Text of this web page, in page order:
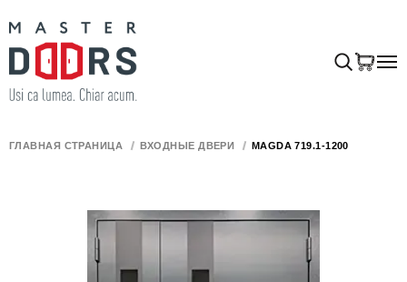
ГЛАВНАЯ СТРАНИЦА ВХОДНЫЕ ДВЕРИ MAGDA 719.1-1200